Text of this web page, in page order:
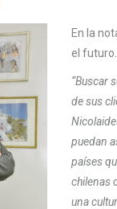
En la
el futuro.
“Buscar
de sus
puedan
países
chilenas
una